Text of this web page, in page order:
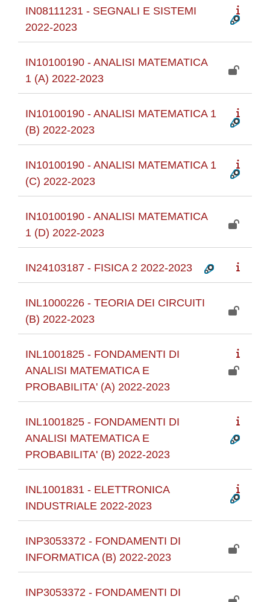
IN08111231 - SEGNALI E SISTEMI
2022-2023
IN10100190 - ANALISI MATEMATICA
1 (A) 2022-2023
IN10100190 - ANALISI MATEMATICA 1
(B) 2022-2023
IN10100190 - ANALISI MATEMATICA 1
(C) 2022-2023
IN10100190 - ANALISI MATEMATICA
1 (D) 2022-2023
IN24103187 - FISICA 2 2022-2023
INL1000226 - TEORIA DEI CIRCUITI
(B) 2022-2023
INL1001825 - FONDAMENTI DI
ANALISI MATEMATICA E
PROBABILITA' (A) 2022-2023
INL1001825 - FONDAMENTI DI
ANALISI MATEMATICA E
PROBABILITA' (B) 2022-2023
INL1001831 - ELETTRONICA
INDUSTRIALE 2022-2023
INP3053372 - FONDAMENTI DI
INFORMATICA (B) 2022-2023
INP3053372 - FONDAMENTI DI